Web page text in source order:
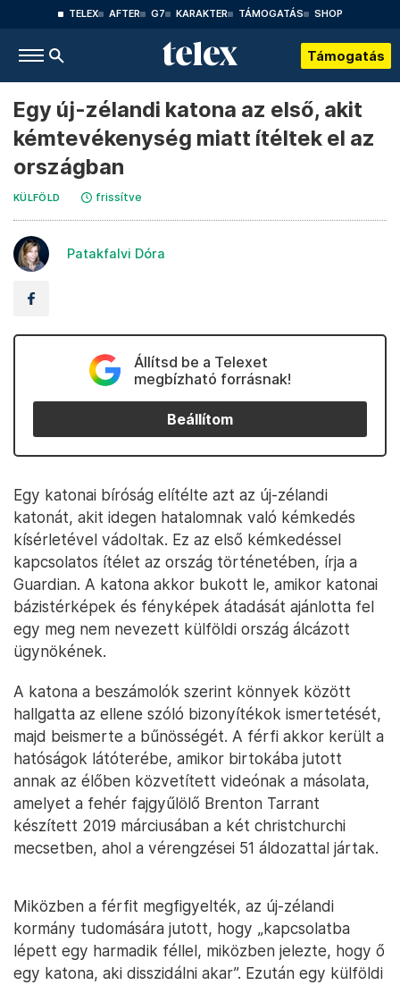
TELEX AFTER G7 KARAKTER TÁMOGATÁS SHOP
Támogatás
Egy új-zélandi katona az első, akit
kémtevékenység miatt ítéltek el az
országban
KÜLFÖLD frissítve
Patakfalvi Dóra
Állítsd be a Telexet
megbízható forrásnak!
Beállítom
Egy katonai bíróság elítélte azt az új-zélandi
katonát, akit idegen hatalomnak való kémkedés
kísérletével vádoltak. Ez az első kémkedéssel
kapcsolatos ítélet az ország történetében, írja a
Guardian. A katona akkor bukott le, amikor katonai
bázistérképek és fényképek átadását ajánlotta fel
egy meg nem nevezett külföldi ország álcázott
ügynökének.
A katona a beszámolók szerint könnyek között
hallgatta az ellene szóló bizonyítékok ismertetését,
majd beismerte a bűnösségét. A férfi akkor került a
hatóságok látóterébe, amikor birtokába jutott
annak az élőben közvetített videónak a másolata,
amelyet a fehér fajgyűlölő Brenton Tarrant
készített 2019 márciusában a két christchurchi
mecsetben, ahol a vérengzései 51 áldozattal jártak.
Miközben a férfit megfigyelték, az új-zélandi
kormány tudomására jutott, hogy „kapcsolatba
lépett egy harmadik féllel, miközben jelezte, hogy ő
egy katona, aki disszidálni akar”. Ezután egy külföldi